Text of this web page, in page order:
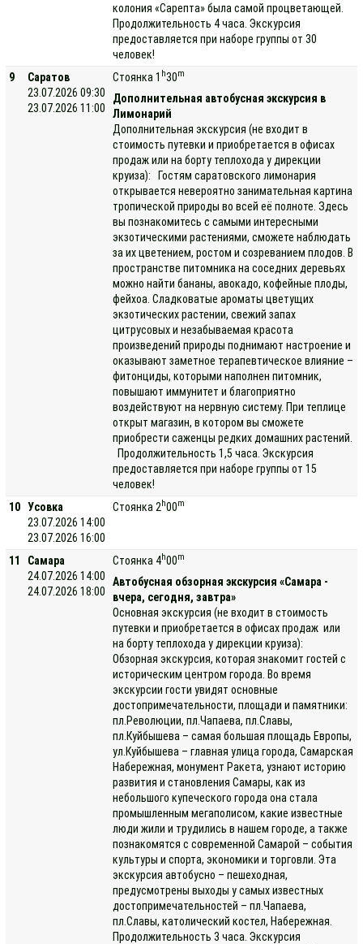
колония «Сарепта» была самой процветающей.
Продолжительность 4 часа. Экскурсия
предоставляется при наборе группы от 30
человек!
9
Саратов
23.07.2026 09:30
23.07.2026 11:00
Стоянка 1 h30m
Дополнительная автобусная экскурсия в
Лимонарий
Дополнительная экскурсия (не входит в
стоимость путевки и приобретается в офисах
продаж или на борту теплохода у дирекции
круиза): Гостям саратовского лимонария
открывается невероятно занимательная картина
тропической природы во всей её полноте. Здесь
вы познакомитесь с самыми интересными
экзотическими растениями, сможете наблюдать
за их цветением, ростом и созреванием плодов. В
пространстве питомника на соседних деревьях
можно найти бананы, авокадо, кофейные плоды,
фейхоа. Сладковатые ароматы цветущих
экзотических растении, свежий запах
цитрусовых и незабываемая красота
произведений природы поднимают настроение и
оказывают заметное терапевтическое влияние –
фитонциды, которыми наполнен питомник,
повышают иммунитет и благоприятно
воздействуют на нервную систему. При теплице
открыт магазин, в котором вы сможете
приобрести саженцы редких домашних растений.
Продолжительность 1,5 часа. Экскурсия
предоставляется при наборе группы от 15
человек!
10 Усовка
23.07.2026 14:00
23.07.2026 16:00
Стоянка 2 h00m
11
Самара
24.07.2026 14:00
24.07.2026 18:00
Стоянка 4h00m
Автобусная обзорная экскурсия «Самара -
вчера, сегодня, завтра»
Основная экскурсия (не входит в стоимость
путевки и приобретается в офисах продаж или
на борту теплохода у дирекции круиза):
Обзорная экскурсия, которая знакомит гостей с
историческим центром города. Во время
экскурсии гости увидят основные
достопримечательности, площади и памятники:
пл.Революции, пл.Чапаева, пл.Славы,
пл.Куйбышева – самая большая площадь Европы,
ул.Куйбышева – главная улица города, Самарская
Набережная, монумент Ракета, узнают историю
развития и становления Самары, как из
небольшого купеческого города она стала
промышленным мегаполисом, какие известные
люди жили и трудились в нашем городе, а также
познакомятся с современной Самарой – события
культуры и спорта, экономики и торговли. Эта
экскурсия автобусно – пешеходная,
предусмотрены выходы у самых известных
достопримечательностей – пл.Чапаева,
пл.Славы, католический костел, Набережная.
Продолжительность 3 часа. Экскурсия